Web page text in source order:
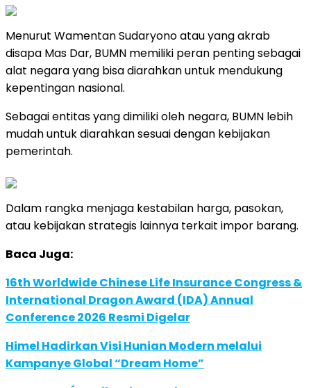
Menurut Wamentan Sudaryono atau yang akrab
disapa Mas Dar, BUMN memiliki peran penting sebagai
alat negara yang bisa diarahkan untuk mendukung
kepentingan nasional.
Sebagai entitas yang dimiliki oleh negara, BUMN lebih
mudah untuk diarahkan sesuai dengan kebijakan
pemerintah.
Dalam rangka menjaga kestabilan harga, pasokan,
atau kebijakan strategis lainnya terkait impor barang.
Baca Juga:
16th Worldwide Chinese Life Insurance Congress &
International Dragon Award (IDA) Annual
Conference 2026 Resmi Digelar
Himel Hadirkan Visi Hunian Modern melalui
Kampanye Global “Dream Home”